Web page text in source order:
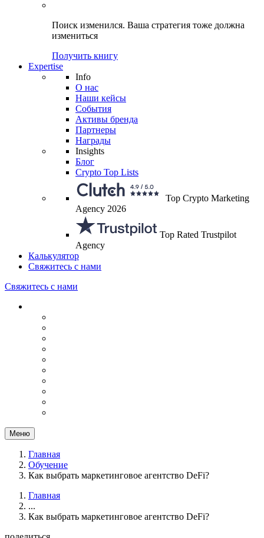
Поиск изменился. Ваша стратегия тоже должна
измениться
Получить книгу
Expertise
Info
О нас
Наши кейсы
События
Активы бренда
Партнеры
Награды
Insights
Блог
Crypto Top Lists
Top Crypto Marketing
Agency 2026
Top Rated Trustpilot
Agency
Калькулятор
Свяжитесь с нами
Свяжитесь с нами
Меню
Главная
Обучение
Как выбрать маркетинговое агентство DeFi?
Главная
...
Как выбрать маркетинговое агентство DeFi?